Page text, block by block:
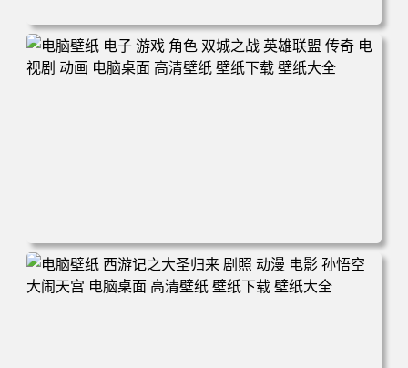
电脑壁纸 爱情公寓5 张伟 专业团队 电脑桌面 高清壁纸 壁纸
下载 壁纸大全
电脑壁纸 电子 游戏 角色 双城之战 英雄联盟 传奇 电视剧 动
画 电脑桌面 高清壁纸 壁纸下载 壁纸大全